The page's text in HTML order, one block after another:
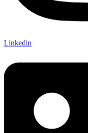
Linkedin